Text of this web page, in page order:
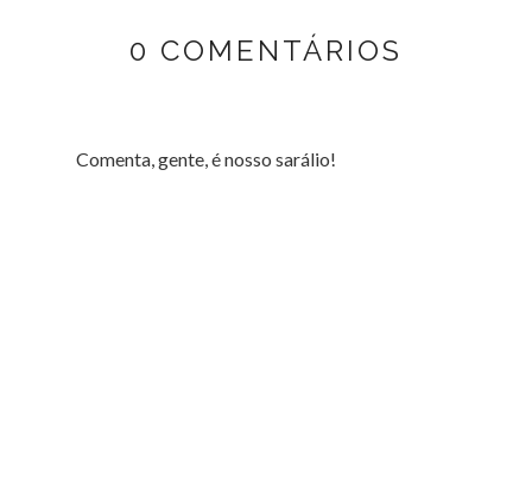
0 COMENTÁRIOS
Comenta, gente, é nosso sarálio!